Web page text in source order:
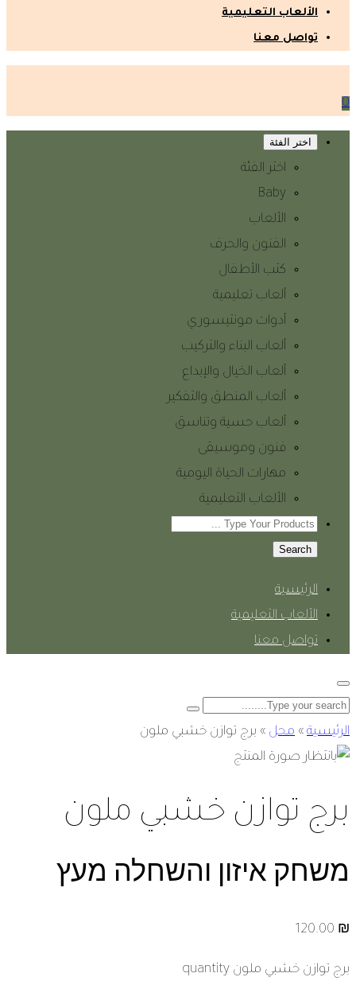
الألعاب التعليمية
تواصل معنا
0
اختر الفئة
اختر الفئة
Baby
الألعاب
الفنون والحرف
كتب الأطفال
ألعاب تعليمية
أدوات مونتيسوري
ألعاب البناء والتركيب
ألعاب الخيال والإبداع
ألعاب المنطق والتفكير
ألعاب حسية وتناسق
فنون وموسيقى
مهارات الحياة اليومية
الألعاب التعليمية
Search
الرئيسية
الألعاب التعليمية
تواصل معنا
الرئيسية » محل » برج توازن خشبي ملون
برج توازن خشبي ملون
משחק איזון והשחלה מעץ
120.00 ₪
برج توازن خشبي ملون quantity